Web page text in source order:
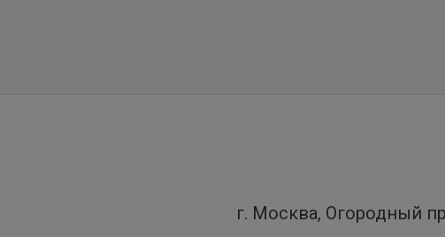
г. Москва, Огородный